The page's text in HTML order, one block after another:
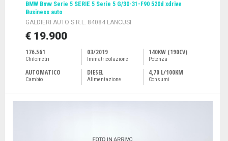
BMW Bmw Serie 5 SERIE 5 Serie 5 G/30-31-F90 520d xdrive
Business auto
GALDIERI AUTO S.R.L. 84084 LANCUSI
€ 19.900
176.561
Chilometri
03/2019
Immatricolazione
140KW (190CV)
Potenza
AUTOMATICO
Cambio
DIESEL
Alimentazione
4,70 L/100KM
Consumi